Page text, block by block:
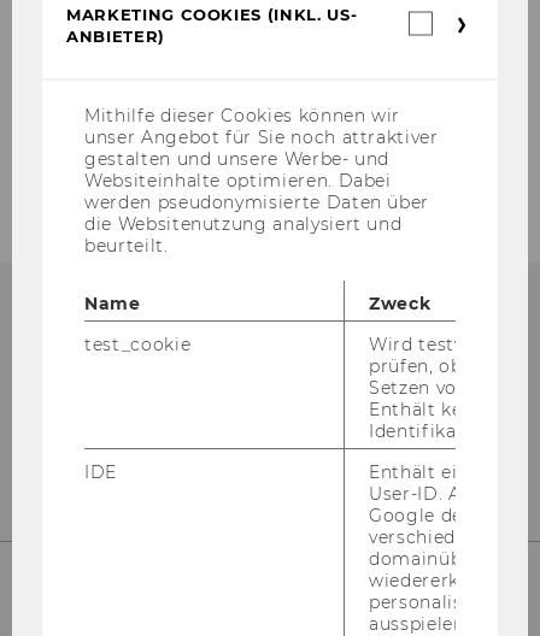
npoNewsletter 2/2024
Ältere npoNewsletter
npo­Aus­tria
MARKETING COOKIES (INKL. US-
ANBIETER)
Mithilfe dieser Cookies können wir
unser Angebot für Sie noch attraktiver
gestalten und unsere Werbe- und
Websiteinhalte optimieren. Dabei
werden pseudonymisierte Daten über
die Websitenutzung analysiert und
beurteilt.
Name
Zweck
test_cookie
Wird testweise
prüfen, ob der
Setzen von
Enthält keine
IDE
Enthält eine
User-ID. Anhand
Google den User
verschiedene
wiedererkennen
personalisierte
ausspielen.